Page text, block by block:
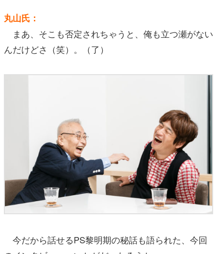
丸山氏：
まあ、そこも否定されちゃうと、俺も立つ瀬がない
んだけどさ（笑）。（了）
今だから話せるPS黎明期の秘話も語られた、今回